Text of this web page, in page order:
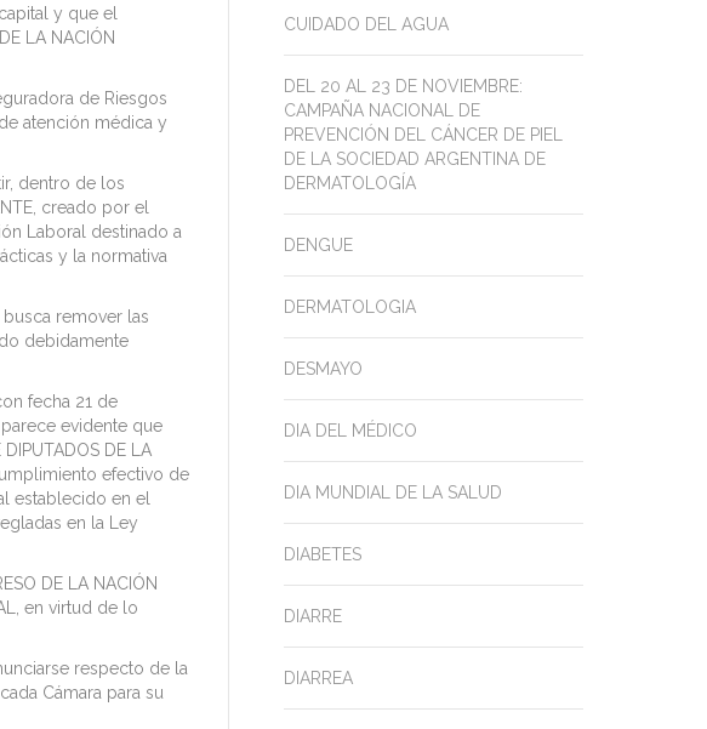
y que el
LA NACIÓN
de Riesgos
atención médica y
dentro de los
creado por el
Laboral destinado a
y la normativa
remover las
debidamente
fecha 21 de
evidente que
DE LA
efectivo de
establecido en el
en la Ley
DE LA NACIÓN
en virtud de lo
respecto de la
Cámara para su
CUIDADO DEL AGUA
DEL 20 AL 23 DE NOVIEMBRE:
CAMPAÑA NACIONAL DE
PREVENCIÓN DEL CÁNCER DE PIEL
DE LA SOCIEDAD ARGENTINA DE
DERMATOLOGÍA
DENGUE
DERMATOLOGIA
DESMAYO
DIA DEL MÉDICO
DIA MUNDIAL DE LA SALUD
DIABETES
DIARRE
DIARREA